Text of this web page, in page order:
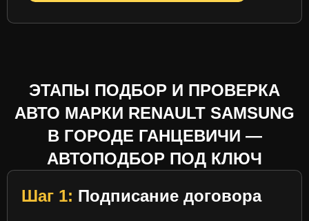
ЭТАПЫ ПОДБОР И ПРОВЕРКА
АВТО МАРКИ RENAULT SAMSUNG
В ГОРОДЕ ГАНЦЕВИЧИ —
АВТОПОДБОР ПОД КЛЮЧ
Шаг 1: Подписание договора